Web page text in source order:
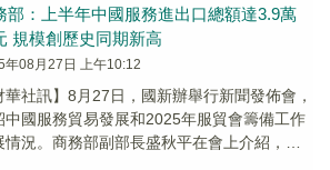
部：上半年中國服務進出口總額達3.9萬
規模創歷史同期新高
年08月27日 上午10:12
華社訊】8月27日，國新辦舉行新聞發佈會，
中國服務貿易發展和2025年服貿會籌備工作
情況。商務部副部長盛秋平在會上介紹，